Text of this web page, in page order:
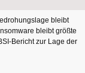
bleibt
bleibt größte
Bericht zur Lage der